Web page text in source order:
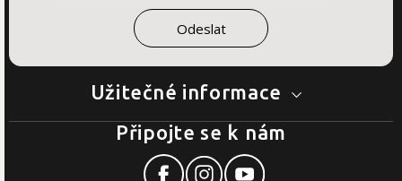
Užitečné informace
Připojte se k nám